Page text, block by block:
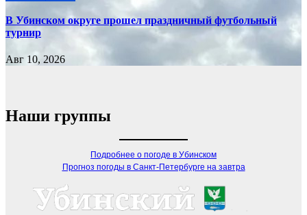
В Убинском округе прошел праздничный футбольный
турнир
Авг 10, 2026
Наши группы
Подробнее о погоде в Убинском
Прогноз погоды в Санкт-Петербурге на завтра